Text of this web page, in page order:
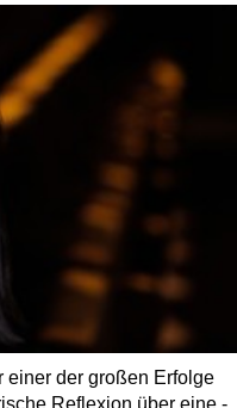
einer der großen Erfolge
Reflexion über eine